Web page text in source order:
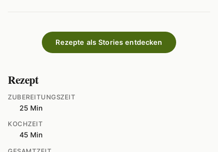
Rezepte als Stories entdecken
Rezept
ZUBEREITUNGSZEIT
25 Min
KOCHZEIT
45 Min